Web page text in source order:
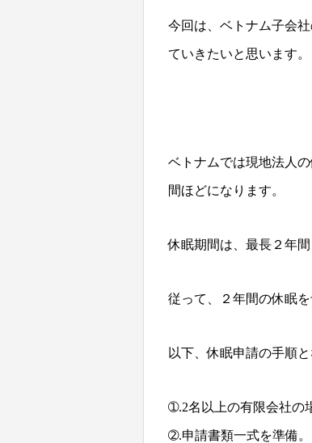
今回は、ベトナム子会
ていきたいと思います。
ベトナムでは現地法人
間ほどになります。
休眠期間は、最⻑２年
従って、２年間の休眠
以下、休眠申請の手順と
➀.2名以上の有限会社の
➁.申請書類一式を準備。